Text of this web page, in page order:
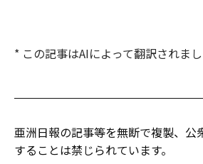
* この記事はAIによって翻訳されまし
亜洲日報の記事等を無断で複製、公
することは禁じられています。